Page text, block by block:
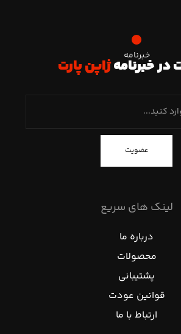
خبرنامه
خبرنامهژاپن پارت
عضویت
لینک های سریع
درباره ما
محصولات
پشتیبانی
قوانین عودت
ارتباط با ما